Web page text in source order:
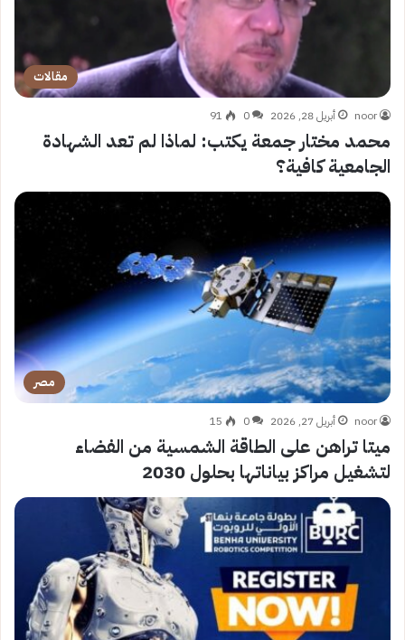
مقالات
noor أبريل 28, 2026 0
91
محمد مختار جمعة يكتب: لماذا لم تعد الشهادة
الجامعية كافية؟
مصر
noor أبريل 27, 2026 0
15
ميتا تراهن على الطاقة الشمسية من الفضاء
لتشغيل مراكز بياناتها بحلول 2030